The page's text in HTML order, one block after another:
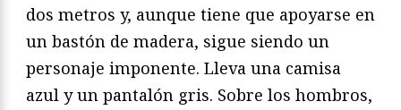
dos metros y, aunque tiene que apoyarse en
un bastón de madera, sigue siendo un
personaje imponente. Lleva una camisa
azul y un pantalón gris. Sobre los hombros,